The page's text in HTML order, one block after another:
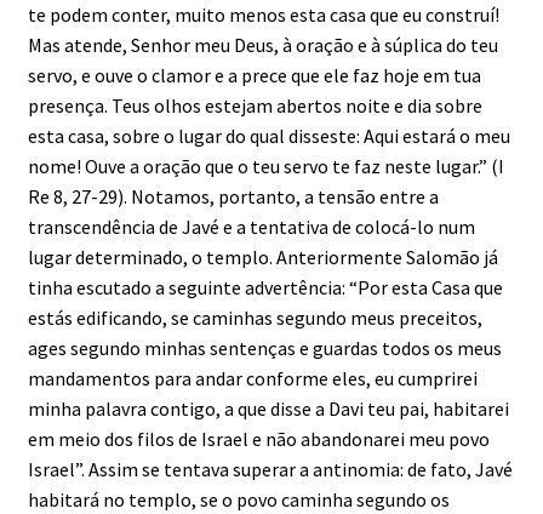
te podem conter, muito menos esta casa que eu construí!
Mas atende, Senhor meu Deus, à oração e à súplica do teu
servo, e ouve o clamor e a prece que ele faz hoje em tua
presença. Teus olhos estejam abertos noite e dia sobre
esta casa, sobre o lugar do qual disseste: Aqui estará o meu
nome! Ouve a oração que o teu servo te faz neste lugar.” (I
Re 8, 27-29). Notamos, portanto, a tensão entre a
transcendência de Javé e a tentativa de colocá-lo num
lugar determinado, o templo. Anteriormente Salomão já
tinha escutado a seguinte advertência: “Por esta Casa que
estás edificando, se caminhas segundo meus preceitos,
ages segundo minhas sentenças e guardas todos os meus
mandamentos para andar conforme eles, eu cumprirei
minha palavra contigo, a que disse a Davi teu pai, habitarei
em meio dos filos de Israel e não abandonarei meu povo
Israel”. Assim se tentava superar a antinomia: de fato, Javé
habitará no templo, se o povo caminha segundo os